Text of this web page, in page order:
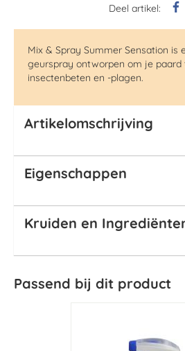
Deel artikel:
Mix & Spray Summer Sensation is
geurspray ontworpen om je
insectenbeten en -plagen.
Artikelomschrijving
Eigenschappen
Kruiden en
Passend bij dit product